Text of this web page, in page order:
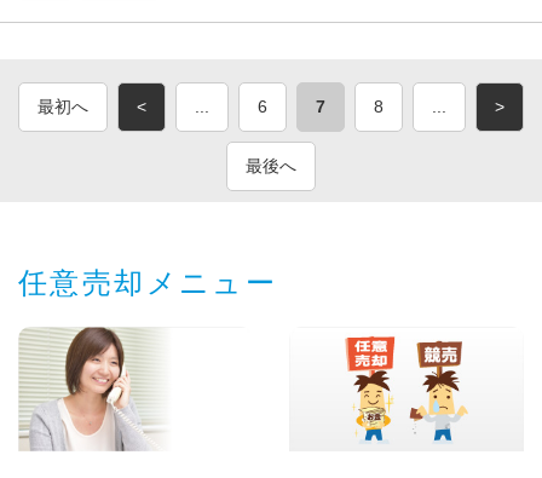
最初へ < 6 7 8 >
最後へ
任意売却メニュー